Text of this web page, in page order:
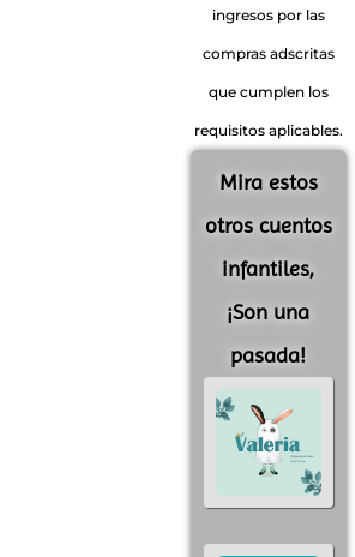
ingresos por las
compras adscritas
que cumplen los
requisitos aplicables.
Mira estos
otros cuentos
infantiles,
¡Son una
pasada!